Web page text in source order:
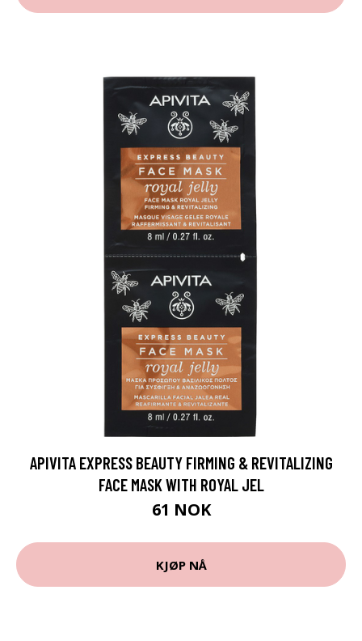
APIVITA EXPRESS BEAUTY FIRMING & REVITALIZING
FACE MASK WITH ROYAL JEL
61 NOK
KJØP NÅ